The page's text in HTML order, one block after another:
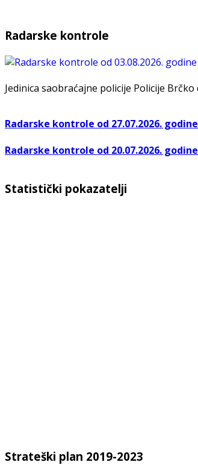
Radarske kontrole
Jedinica saobraćajne policije Policije
Radarske kontrole od 27.07.2026.
Radarske kontrole od 20.07.2026.
Statistički pokazatelji
Strateški plan 2019-2023